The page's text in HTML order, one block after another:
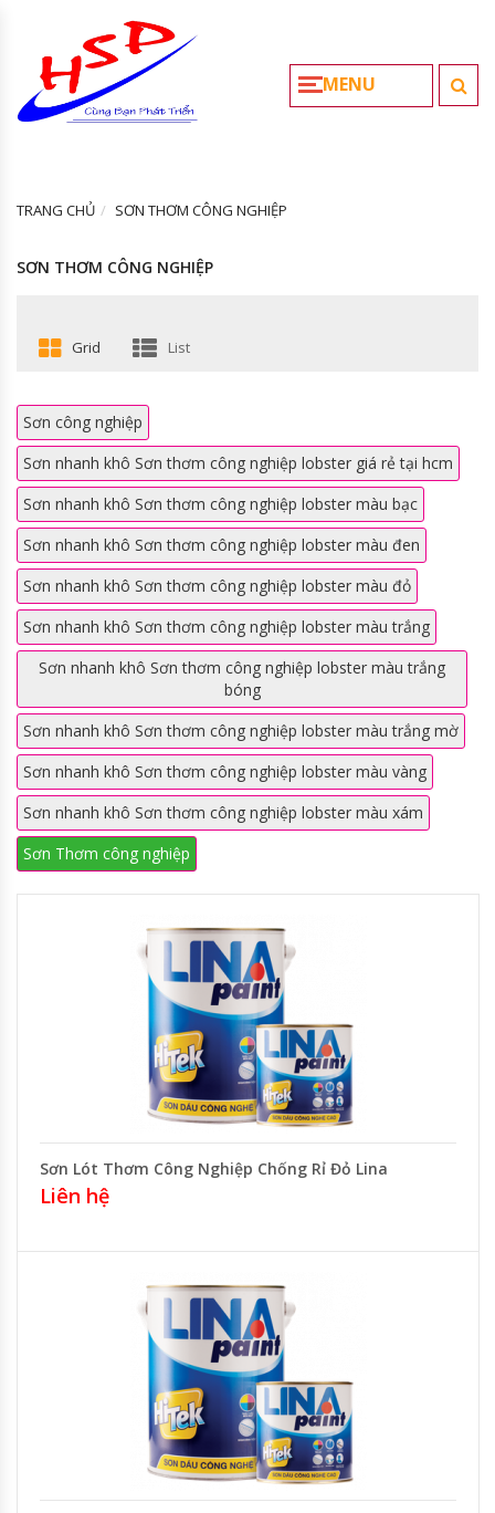
MENU
TRANG CHỦ SƠN THƠM CÔNG NGHIỆP
SƠN THƠM CÔNG NGHIỆP
Grid List
Sơn công nghiệp
Sơn nhanh khô Sơn thơm công nghiệp lobster giá rẻ tại hcm
Sơn nhanh khô Sơn thơm công nghiệp lobster màu bạc
Sơn nhanh khô Sơn thơm công nghiệp lobster màu đen
Sơn nhanh khô Sơn thơm công nghiệp lobster màu đỏ
Sơn nhanh khô Sơn thơm công nghiệp lobster màu trắng
Sơn nhanh khô Sơn thơm công nghiệp lobster màu trắng
bóng
Sơn nhanh khô Sơn thơm công nghiệp lobster màu trắng mờ
Sơn nhanh khô Sơn thơm công nghiệp lobster màu vàng
Sơn nhanh khô Sơn thơm công nghiệp lobster màu xám
Sơn Thơm công nghiệp
Sơn Lót Thơm Công Nghiệp Chống Rỉ Đỏ Lina
Liên hệ